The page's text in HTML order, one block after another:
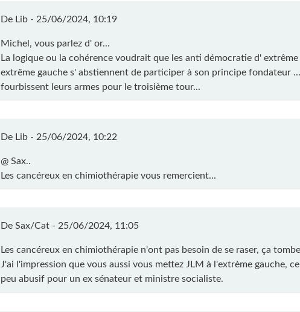
De Lib - 25/06/2024, 10:19
Michel, vous parlez d' or...
La logique ou la cohérence voudrait que les anti démocratie d'
extrême gauche s' abstiennent de participer à son principe fondateur
fourbissent leurs armes pour le troisième tour...
De Lib - 25/06/2024, 10:22
@ Sax..
Les cancéreux en chimiothérapie vous remercient...
De Sax/Cat - 25/06/2024, 11:05
Les cancéreux en chimiothérapie n'ont pas besoin de se raser, ça
J'ai l'impression que vous aussi vous mettez JLM à l'extrème gauche,
peu abusif pour un ex sénateur et ministre socialiste.